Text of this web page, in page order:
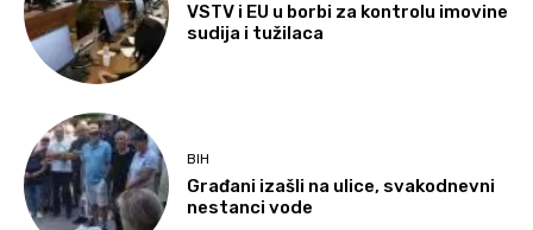
VSTV i EU u borbi za kontrolu imovine
sudija i tužilaca
BIH
Građani izašli na ulice, svakodnevni
nestanci vode